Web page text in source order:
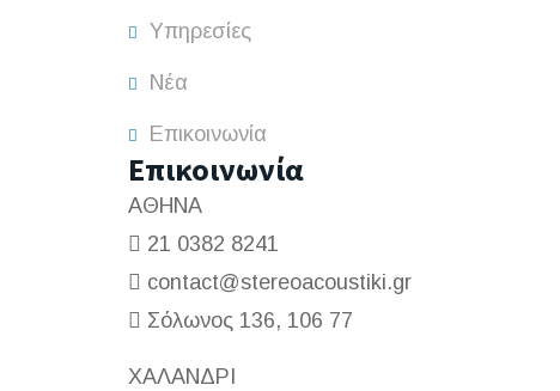
Υπηρεσίες
Νέα
Επικοινωνία
Επικοινωνία
ΑΘΗΝΑ
21 0382 8241
contact@stereoacoustiki.gr
Σόλωνος 136, 106 77
ΧΑΛΑΝΔΡΙ